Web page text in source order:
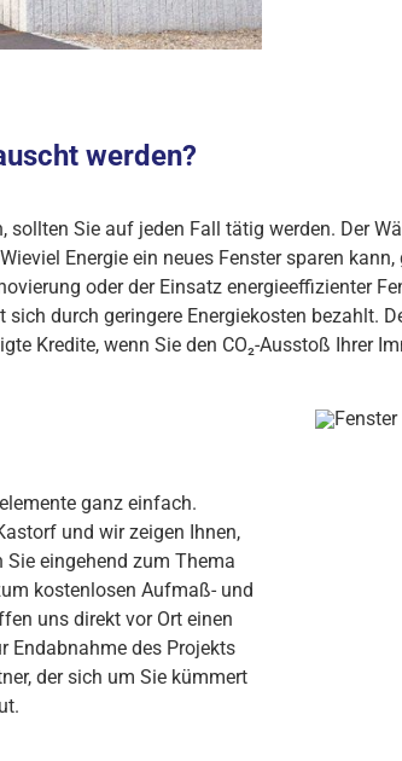
werden?
sollten Sie auf jeden Fall tätig werden. Der
Energie ein neues Fenster sparen
oder der Einsatz energieeffizienter
sich durch geringere Energiekosten bezahlt.
Kredite, wenn Sie den CO₂-Ausstoß Ihrer
ganz einfach.
und wir zeigen Ihnen,
eingehend zum Thema
kostenlosen Aufmaß- und
uns direkt vor Ort einen
Endabnahme des Projekts
der sich um Sie kümmert